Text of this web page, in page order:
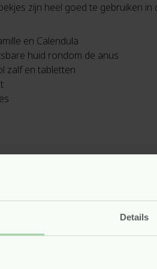
Details
zijn heel goed te gebruiken in
en Calendula
huid rondom de anus
zalf en tabletten
doekjes
water, glycerin, propylene
acid + aloe barbadensis leaf
doekjes